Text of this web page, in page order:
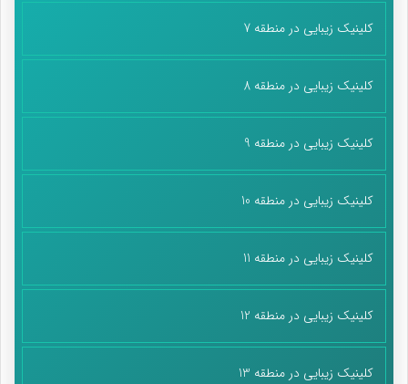
کلینیک زیبایی در منطقه 7
کلینیک زیبایی در منطقه 8
کلینیک زیبایی در منطقه 9
کلینیک زیبایی در منطقه 10
کلینیک زیبایی در منطقه 11
کلینیک زیبایی در منطقه 12
کلینیک زیبایی در منطقه 13